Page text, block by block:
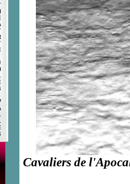
Cavaliers de